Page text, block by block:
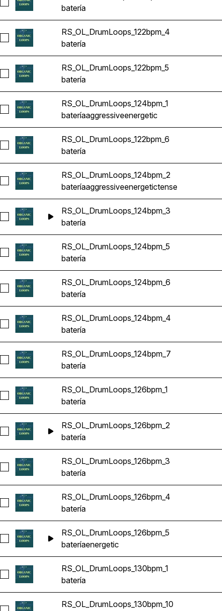
Seleccionar RS_OL_DrumLoops_122bpm_3
batería
Seleccionar RS_OL_DrumLoops_122bpm_4
RS_OL_DrumLoops_122bpm_4
batería
Seleccionar RS_OL_DrumLoops_122bpm_5
RS_OL_DrumLoops_122bpm_5
batería
Seleccionar RS_OL_DrumLoops_124bpm_1
RS_OL_DrumLoops_124bpm_1
bateríaaggressiveenergetic
Seleccionar RS_OL_DrumLoops_122bpm_6
RS_OL_DrumLoops_122bpm_6
batería
Seleccionar RS_OL_DrumLoops_124bpm_2
RS_OL_DrumLoops_124bpm_2
bateríaaggressiveenergetictense
Seleccionar RS_OL_DrumLoops_124bpm_3
RS_OL_DrumLoops_124bpm_3
batería
Seleccionar RS_OL_DrumLoops_124bpm_5
RS_OL_DrumLoops_124bpm_5
batería
Seleccionar RS_OL_DrumLoops_124bpm_6
RS_OL_DrumLoops_124bpm_6
batería
Seleccionar RS_OL_DrumLoops_124bpm_4
RS_OL_DrumLoops_124bpm_4
batería
Seleccionar RS_OL_DrumLoops_124bpm_7
RS_OL_DrumLoops_124bpm_7
batería
Seleccionar RS_OL_DrumLoops_126bpm_1
RS_OL_DrumLoops_126bpm_1
batería
Seleccionar RS_OL_DrumLoops_126bpm_2
RS_OL_DrumLoops_126bpm_2
batería
Seleccionar RS_OL_DrumLoops_126bpm_3
RS_OL_DrumLoops_126bpm_3
batería
Seleccionar RS_OL_DrumLoops_126bpm_4
RS_OL_DrumLoops_126bpm_4
batería
Seleccionar RS_OL_DrumLoops_126bpm_5
RS_OL_DrumLoops_126bpm_5
bateríaenergetic
Seleccionar RS_OL_DrumLoops_130bpm_1
RS_OL_DrumLoops_130bpm_1
batería
RS_OL_DrumLoops_130bpm_10